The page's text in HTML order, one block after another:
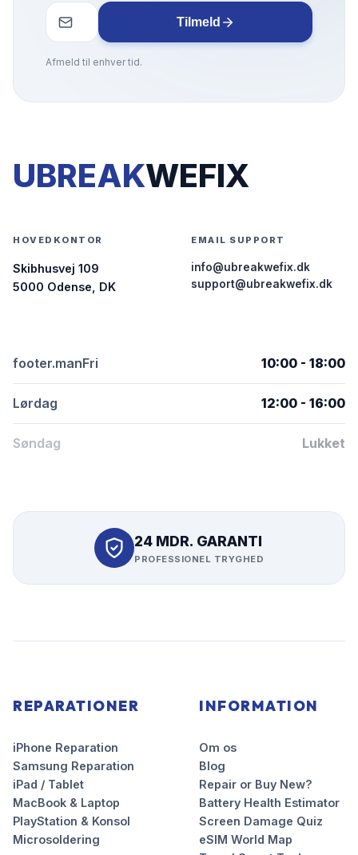
Tilmeld
Afmeld til enhver tid.
UBREAKWEFIX
HOVEDKONTOR
Skibhusvej 109
5000 Odense, DK
EMAIL SUPPORT
info@ubreakwefix.dk
support@ubreakwefix.dk
footer.manFri 10:00 - 18:00
Lørdag 12:00 - 16:00
Søndag Lukket
24 MDR. GARANTI
PROFESSIONEL TRYGHED
REPARATIONER
iPhone Reparation
Samsung Reparation
iPad / Tablet
MacBook & Laptop
PlayStation & Konsol
Microsoldering
INFORMATION
Om os
Blog
Repair or Buy New?
Battery Health Estimator
Screen Damage Quiz
eSIM World Map